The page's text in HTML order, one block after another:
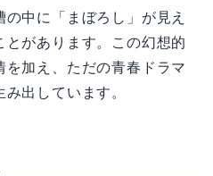
中に「まぼろし」が見え
とがあります。この幻想的
加え、ただの青春ドラマ
出しています。